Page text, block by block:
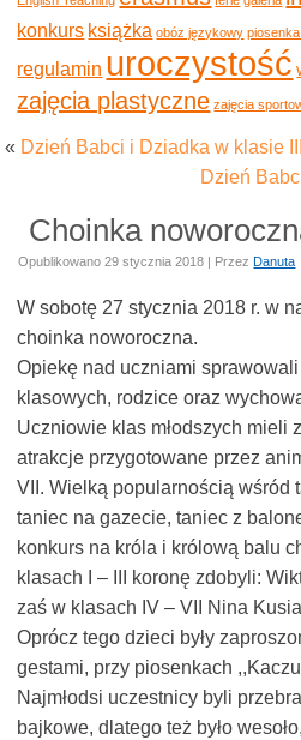
konkurs książka obóz językowy
regulamin uroczystość
zajęcia plastyczne zajęcia
« Dzień Babci i Dziadka w klasie
Dzień
Choinka
Opublikowano 29 stycznia 2018 | Przez Danuta
W sobotę 27 stycznia 2018 r. w
choinka noworoczna.
Opiekę nad uczniami
klasowych, rodzice oraz
Uczniowie klas młodszych mieli
atrakcje przygotowane przez
VII. Wielką popularnością wśród
taniec na gazecie, taniec z
konkurs na króla i królową balu
klasach I – III koronę zdobyli:
zaś w klasach IV – VII Nina
Oprócz tego dzieci były
gestami, przy piosenkach
Najmłodsi uczestnicy byli
bajkowe, dlatego też było